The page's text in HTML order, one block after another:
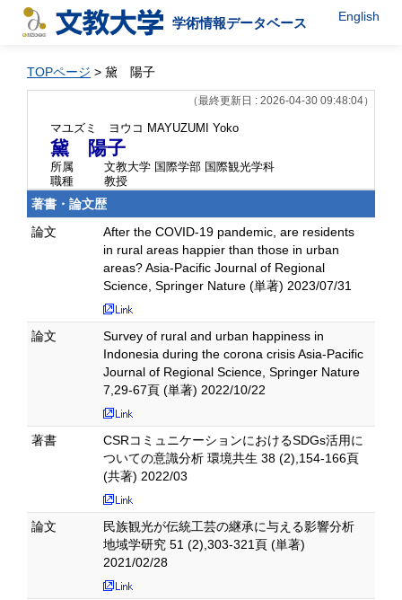
学術情報データベース English
TOPページ > 黛 陽子
（最終更新日 : 2026-04-30 09:48:04）
マユズミ ヨウコ MAYUZUMI Yoko
黛 陽子
所属
文教大学 国際学部 国際観光学科
職種
教授
著書・論文歴
論文
After the COVID-19 pandemic, are residents
in rural areas happier than those in urban
areas? Asia-Pacific Journal of Regional
Science, Springer Nature (単著) 2023/07/31
論文
Survey of rural and urban happiness in
Indonesia during the corona crisis Asia-Pacific
Journal of Regional Science, Springer Nature
7,29-67頁 (単著) 2022/10/22
著書
CSRコミュニケーションにおけるSDGs活用に
ついての意識分析 環境共生 38 (2),154-166頁
(共著) 2022/03
論文
民族観光が伝統工芸の継承に与える影響分析
地域学研究 51 (2),303-321頁 (単著)
2021/02/28